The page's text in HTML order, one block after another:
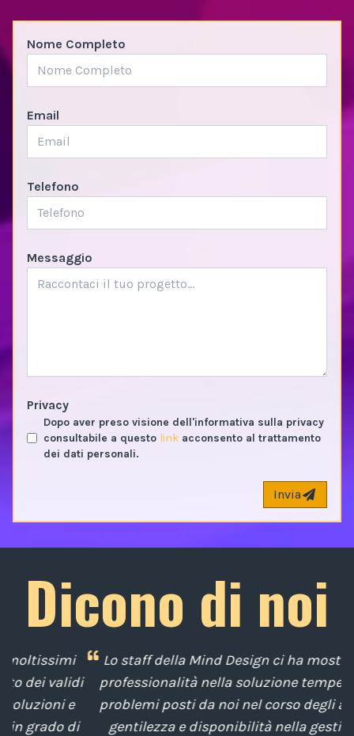
Nome Completo
Email
Telefono
Messaggio
Privacy
Dopo aver preso visione dell'informativa sulla privacy
consultabile a questo link acconsento al trattamento
dei dati personali.
Invia
Dicono di noi
Lo staff della Mind Design ci ha mostrato la sua
professionalità nella soluzione tempestiva dei
problemi posti da noi nel corso degli anni, con
gentilezza e disponibilità nella gestione del